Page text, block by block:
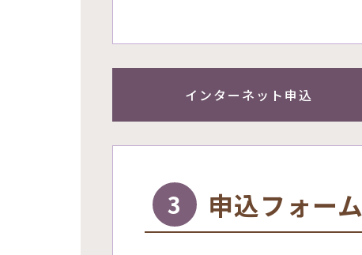
インターネット申込
3 申込フォーム